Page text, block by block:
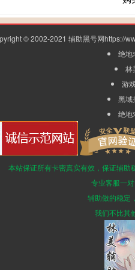
© 2002-2021 辅助黑号网https://
绝地
林
游
黑域
绝地
本站保证所有卡密真实有效，保证辅助
专业客服一
辅助做的稳定
我们不比其